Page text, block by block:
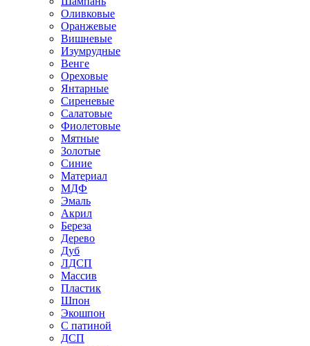
Оливковые
Оранжевые
Вишневые
Изумрудные
Венге
Ореховые
Янтарные
Сиреневые
Салатовые
Фиолетовые
Мятные
Золотые
Синие
Материал
МДФ
Эмаль
Акрил
Береза
Дерево
Дуб
ЛДСП
Массив
Пластик
Шпон
Экошпон
С патиной
ДСП